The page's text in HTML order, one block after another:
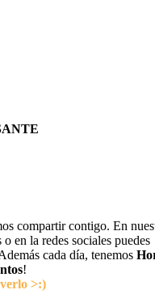
compartir contigo. En
en la redes sociales puedes
cada día, tenemos
!
>:)